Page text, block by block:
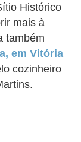
Histórico
mais à
também
em Vitória
cozinheiro